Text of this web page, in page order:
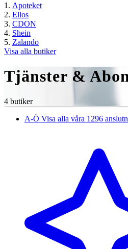
Apoteket
Ellos
CDON
Shein
Zalando
Visa alla butiker
Tjänster &
4 butiker
A-Ö Visa alla våra 1296